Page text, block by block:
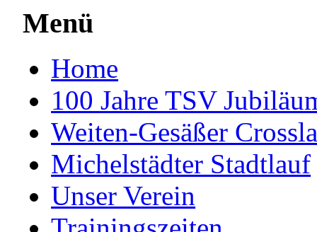
Menü
Home
100 Jahre TSV
Weiten-Gesäßer
Michelstädter Stadtlauf
Unser Verein